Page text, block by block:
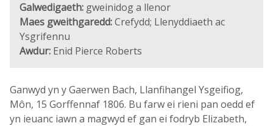
Galwedigaeth: gweinidog a llenor
Maes gweithgaredd:Crefydd; Llenyddiaeth ac
Ysgrifennu
Awdur: Enid Pierce Roberts
Ganwyd yn y Gaerwen Bach, Llanfihangel Ysgeifiog,
Môn, 15 Gorffennaf 1806. Bu farw ei rieni pan oedd ef
yn ieuanc iawn a magwyd ef gan ei fodryb Elizabeth,